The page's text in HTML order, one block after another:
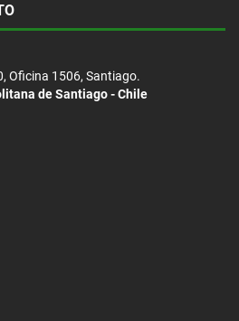
Oficina 1506, Santiago.
de Santiago - Chile